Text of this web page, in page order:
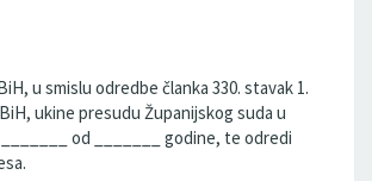
u smislu odredbe članka 330. stavak 1.
ukine presudu Županijskog suda u
_______ od _______ godine, te odredi